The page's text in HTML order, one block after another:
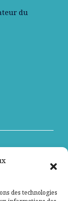
des technologies
du